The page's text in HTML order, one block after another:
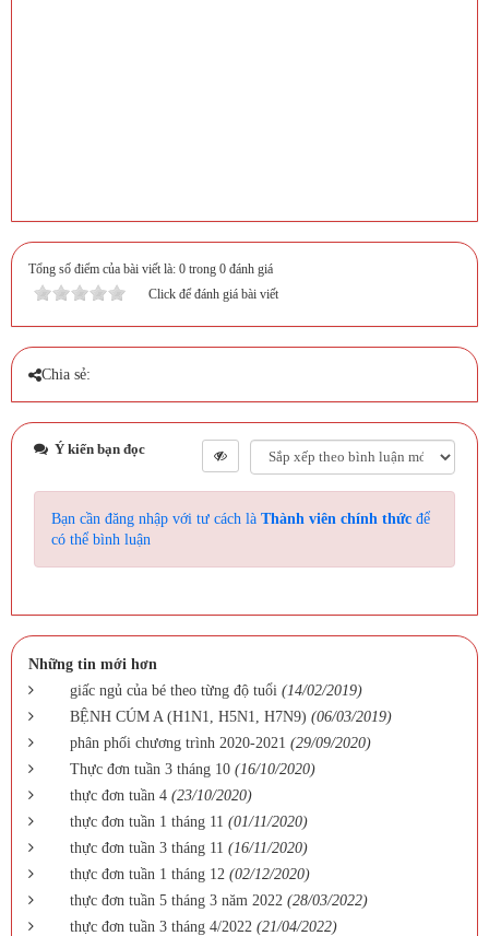
Tổng số điểm của bài viết là: 0 trong 0 đánh giá
Click để đánh giá bài viết
Chia sẻ:
Ý kiến bạn đọc
Bạn cần đăng nhập với tư cách là Thành viên chính thức để
có thể bình luận
Những tin mới hơn
giấc ngủ của bé theo từng độ tuổi (14/02/2019)
BỆNH CÚM A (H1N1, H5N1, H7N9) (06/03/2019)
phân phối chương trình 2020-2021 (29/09/2020)
Thực đơn tuần 3 tháng 10 (16/10/2020)
thực đơn tuần 4 (23/10/2020)
thực đơn tuần 1 tháng 11 (01/11/2020)
thực đơn tuần 3 tháng 11 (16/11/2020)
thực đơn tuần 1 tháng 12 (02/12/2020)
thực đơn tuần 5 tháng 3 năm 2022 (28/03/2022)
thực đơn tuần 3 tháng 4/2022 (21/04/2022)